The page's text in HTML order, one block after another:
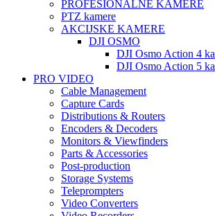
PROFESIONALNE KAMERE
PTZ kamere
AKCIJSKE KAMERE
DJI OSMO
DJI Osmo Action 4
DJI Osmo Action 5
PRO VIDEO
Cable Management
Capture Cards
Distributions & Routers
Encoders & Decoders
Monitors & Viewfinders
Parts & Accessories
Post-production
Storage Systems
Teleprompters
Video Converters